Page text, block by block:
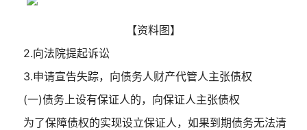
【资料图】
2.向法院提起诉讼
3.申请宣告失踪，向债务人财产代管人主张债权
(一)债务上设有保证人的，向保证人主张债权
为了保障债权的实现设立保证人，如果到期债务无法清